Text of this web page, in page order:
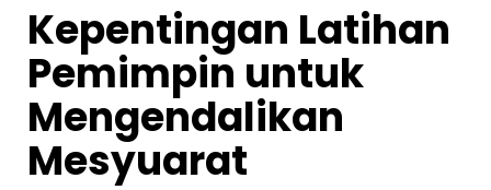
Kepentingan Latihan
Pemimpin untuk
Mengendalikan
Mesyuarat